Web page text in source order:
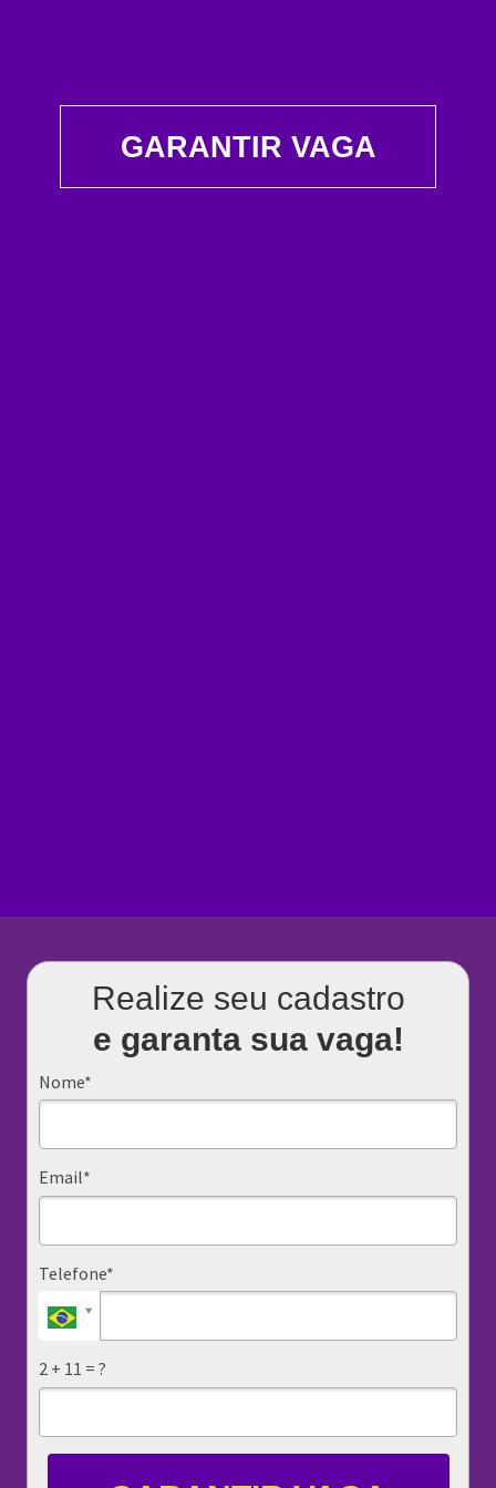
GARANTIR VAGA
Realize seu cadastro
e garanta sua vaga!
Nome*
Email*
Telefone*
2 + 11 = ?